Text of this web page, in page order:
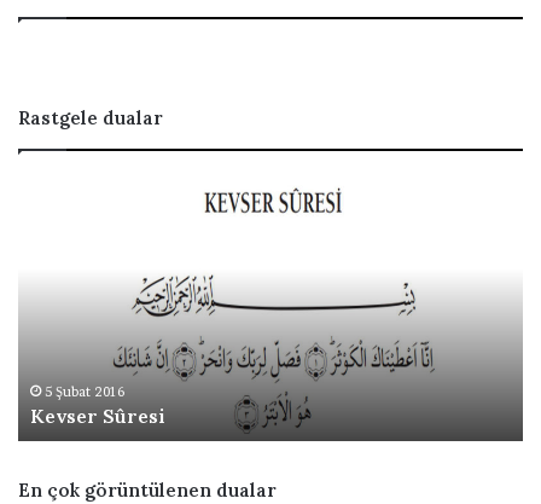
Rastgele dualar
2016
Sûresi
i
En çok görüntülenen dualar